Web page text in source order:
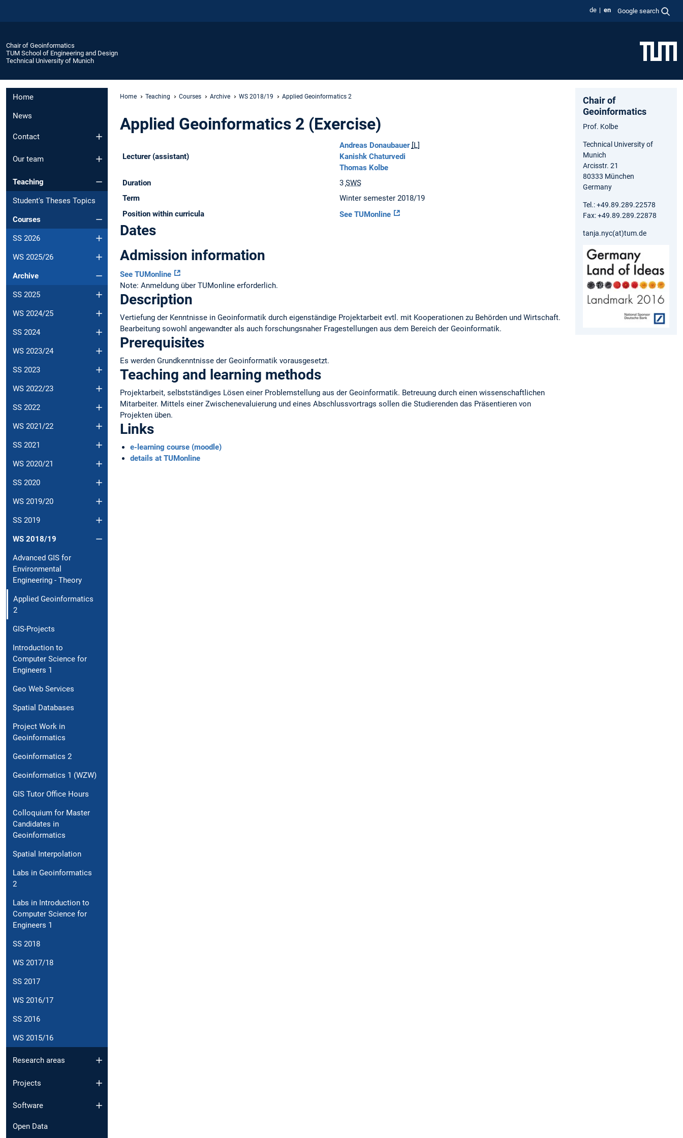
de en Google search
Chair of Geoinformatics
TUM School of Engineering and Design
Technical University of Munich
Home
News
Contact
Our team
Teaching
Student's Theses Topics
Courses
SS 2026
WS 2025/26
Archive
SS 2025
WS 2024/25
SS 2024
WS 2023/24
SS 2023
WS 2022/23
SS 2022
WS 2021/22
SS 2021
WS 2020/21
SS 2020
WS 2019/20
SS 2019
WS 2018/19
Advanced GIS for
Environmental
Engineering - Theory
Applied Geoinformatics
2
GIS-Projects
Introduction to
Computer Science for
Engineers 1
Geo Web Services
Spatial Databases
Project Work in
Geoinformatics
Geoinformatics 2
Geoinformatics 1 (WZW)
GIS Tutor Office Hours
Colloquium for Master
Candidates in
Geoinformatics
Spatial Interpolation
Labs in Geoinformatics
2
Labs in Introduction to
Computer Science for
Engineers 1
SS 2018
WS 2017/18
SS 2017
WS 2016/17
SS 2016
WS 2015/16
Research areas
Projects
Software
Open Data
Home Teaching Courses Archive WS 2018/19 Applied Geoinformatics 2
Applied Geoinformatics 2 (Exercise)
Lecturer (assistant)
Andreas Donaubauer [L]
Kanishk Chaturvedi
Thomas Kolbe
Duration
3 SWS
Term
Winter semester 2018/19
Position within curricula
See TUMonline
Dates
Admission information
See TUMonline
Note: Anmeldung über TUMonline erforderlich.
Description
Vertiefung der Kenntnisse in Geoinformatik durch eigenständige Projektarbeit evtl. mit Kooperationen zu Behörden und Wirtschaft.
Bearbeitung sowohl angewandter als auch forschungsnaher Fragestellungen aus dem Bereich der Geoinformatik.
Prerequisites
Es werden Grundkenntnisse der Geoinformatik vorausgesetzt.
Teaching and learning methods
Projektarbeit, selbstständiges Lösen einer Problemstellung aus der Geoinformatik. Betreuung durch einen wissenschaftlichen
Mitarbeiter. Mittels einer Zwischenevaluierung und eines Abschlussvortrags sollen die Studierenden das Präsentieren von
Projekten üben.
Links
e-learning course (moodle)
details at TUMonline
Chair of
Geoinformatics
Prof. Kolbe
Technical University of
Munich
Arcisstr. 21
80333 München
Germany
Tel.: +49.89.289.22578
Fax: +49.89.289.22878
tanja.nyc(at)tum.de